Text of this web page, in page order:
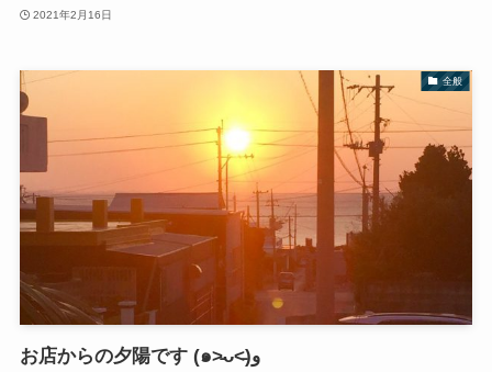
2021年2月16日
全般
お店からの夕陽です (๑˃̵ᴗ˂̵)و